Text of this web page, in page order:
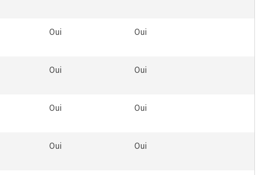
Oui Oui
Oui Oui
Oui Oui
Oui Oui